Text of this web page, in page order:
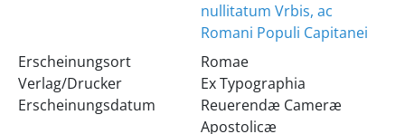
nullitatum Vrbis, ac
Romani Populi Capitanei
Erscheinungsort
Verlag/Drucker
Erscheinungsdatum
Romae
Ex Typographia
Reuerendæ Cameræ
Apostolicæ